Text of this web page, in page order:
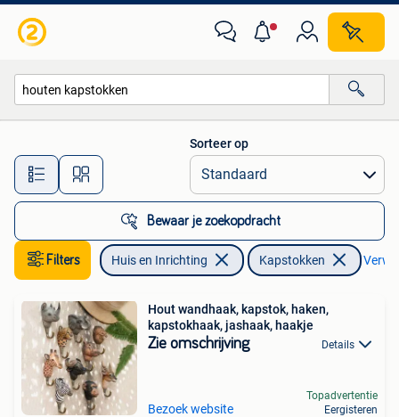
Alle afstanden…
Sorteer op
Bewaar je zoekopdracht
Filters Huis en Inrichting Kapstokken
Hout wandhaak, kapstok, haken,
kapstokhaak, jashaak, haakje
Zie omschrijving Details
Bezoek website
Topadvertentie
Eergisteren